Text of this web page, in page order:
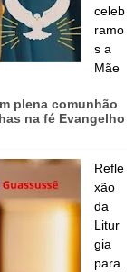
celeb
ramo
s a
Mãe
plena comunhão
na fé Evangelho
Refle
xão
da
Litur
gia
para